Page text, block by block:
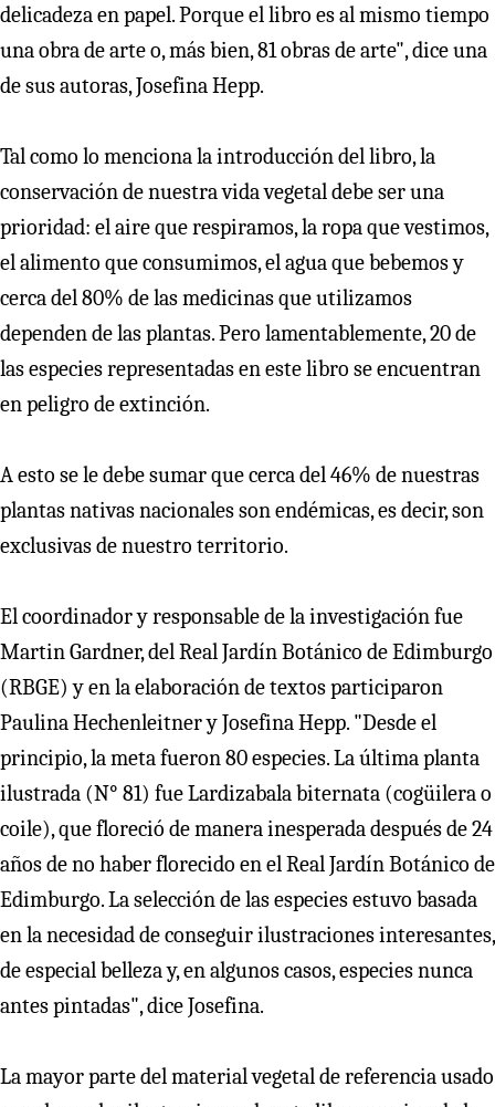
delicadeza en papel. Porque el libro es al mismo tiempo
una obra de arte o, más bien, 81 obras de arte", dice una
de sus autoras, Josefina Hepp.
Tal como lo menciona la introducción del libro, la
conservación de nuestra vida vegetal debe ser una
prioridad: el aire que respiramos, la ropa que vestimos,
el alimento que consumimos, el agua que bebemos y
cerca del 80% de las medicinas que utilizamos
dependen de las plantas. Pero lamentablemente, 20 de
las especies representadas en este libro se encuentran
en peligro de extinción.
A esto se le debe sumar que cerca del 46% de nuestras
plantas nativas nacionales son endémicas, es decir, son
exclusivas de nuestro territorio.
El coordinador y responsable de la investigación fue
Martin Gardner, del Real Jardín Botánico de Edimburgo
(RBGE) y en la elaboración de textos participaron
Paulina Hechenleitner y Josefina Hepp. "Desde el
principio, la meta fueron 80 especies. La última planta
ilustrada (N° 81) fue Lardizabala biternata (cogüilera o
coile), que floreció de manera inesperada después de 24
años de no haber florecido en el Real Jardín Botánico de
Edimburgo. La selección de las especies estuvo basada
en la necesidad de conseguir ilustraciones interesantes,
de especial belleza y, en algunos casos, especies nunca
antes pintadas", dice Josefina.
La mayor parte del material vegetal de referencia usado